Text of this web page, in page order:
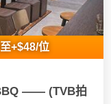
+$48/位
—— (TVB拍